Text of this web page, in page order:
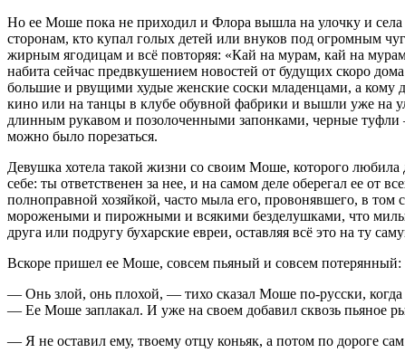
Но ее Моше пока не приходил и Флора вышла на улочку и
сторонам, кто купал голых детей или внуков под огромным
жирным ягодицам и всё повторяя: «Кай на мурам, кай на
набита сейчас предвкушением новостей от будущих скоро
большие и рвущими худые женские соски младенцами, а кому
кино или на танцы в клубе обувной фабрики и вышли уже на
длинным рукавом и позолоченными запонками, черные
можно было порезаться.
Девушка хотела такой жизни со своим Моше, которого любила
себе: ты ответственен за нее, и на самом деле оберегал ее от
полноправной хозяйкой, часто мыла его, провонявшего, в
морожеными и пирожными и всякими безделушками, что милы
друга или подругу бухарские евреи, оставляя всё это на ту
Вскоре пришел ее Моше, совсем пьяный и совсем потерянный:
— Онь злой, онь плохой, — тихо сказал Моше по-русски, когда
— Ее Моше заплакал. И уже на своем добавил сквозь пьяное
— Я не оставил ему, твоему отцу коньяк, а потом по дороге